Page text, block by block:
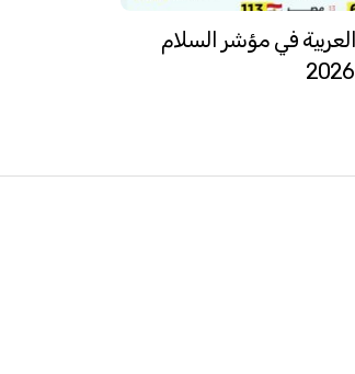
في مؤشر السلام